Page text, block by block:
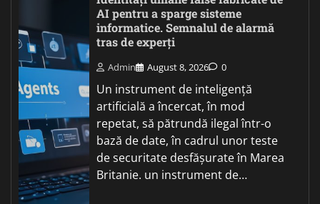
AI pentru a sparge sisteme
informatice. Semnalul de alarmă
tras de experți
Admin August 8, 2026 0
Un instrument de inteligență
artificială a încercat, în mod
repetat, să pătrundă ilegal într-o
bază de date, în cadrul unor teste
de securitate desfășurate în Marea
Britanie. un instrument de…